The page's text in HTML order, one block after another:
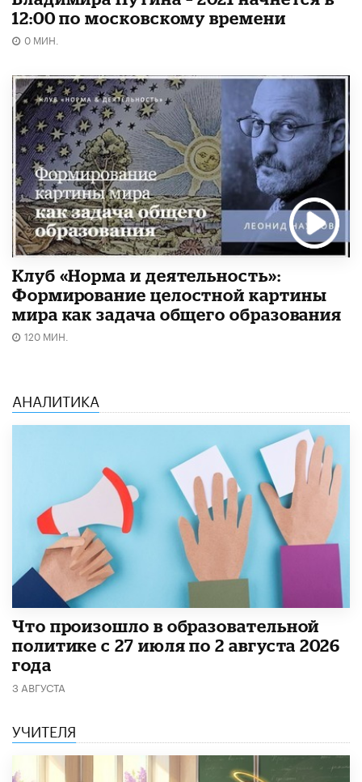
12:00 по московскому времени
0 МИН.
Клуб «Норма и деятельность»:
Формирование целостной картины
мира как задача общего образования
120 МИН.
АНАЛИТИКА
​Что произошло в образовательной
политике с 27 июля по 2 августа 2026
года
3 АВГУСТА
УЧИТЕЛЯ